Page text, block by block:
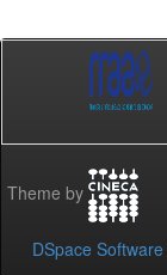
Theme by
DSpace Software